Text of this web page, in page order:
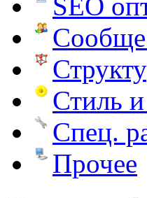
Стиль
Спец.
Прочее